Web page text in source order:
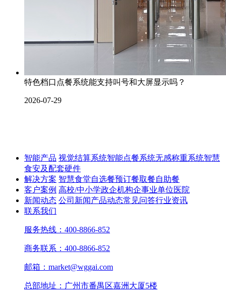
特色档口点餐系统能支持叫号和大屏显示吗？
2026-07-29
智能产品 视觉结算系统智能点餐系统无感称重系统智慧
食安及配套硬件
解决方案 智慧食堂自选餐预订餐取餐自助餐
客户案例 高校/中小学政企机构企事业单位医院
新闻动态 公司新闻产品动态常见问答行业资讯
联系我们
服务热线：400-8866-852
商务联系：400-8866-852
邮箱：market@wggai.com
总部地址：广州市番禺区嘉洲大厦5楼